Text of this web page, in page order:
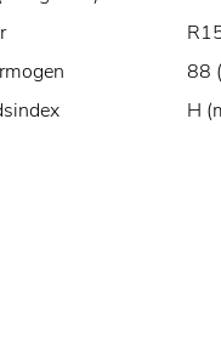
88
H